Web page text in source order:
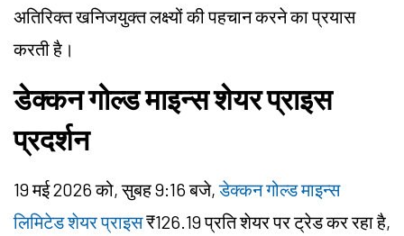
अतिरिक्त खनिजयुक्त लक्ष्यों की पहचान करने का प्रयास
करती है।
डेक्कन गोल्ड माइन्स शेयर प्राइस
प्रदर्शन
19 मई 2026 को, सुबह 9:16 बजे,डेक्कन गोल्ड माइन्स
लिमिटेड शेयर प्राइस₹126.19 प्रति शेयर पर ट्रेड कर रहा है,